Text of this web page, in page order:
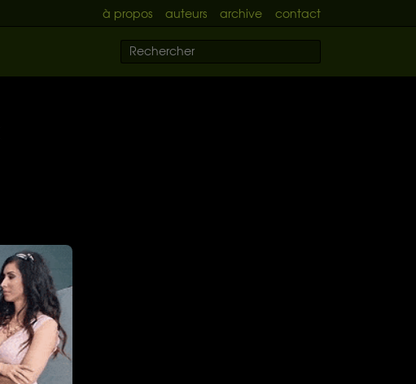
à propos auteurs archive contact